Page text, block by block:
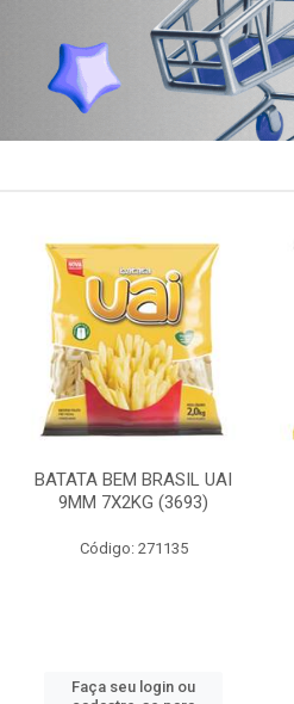
BATATA BEM BRASIL UAI
9MM 7X2KG (3693)
Código: 271135
Faça seu login ou